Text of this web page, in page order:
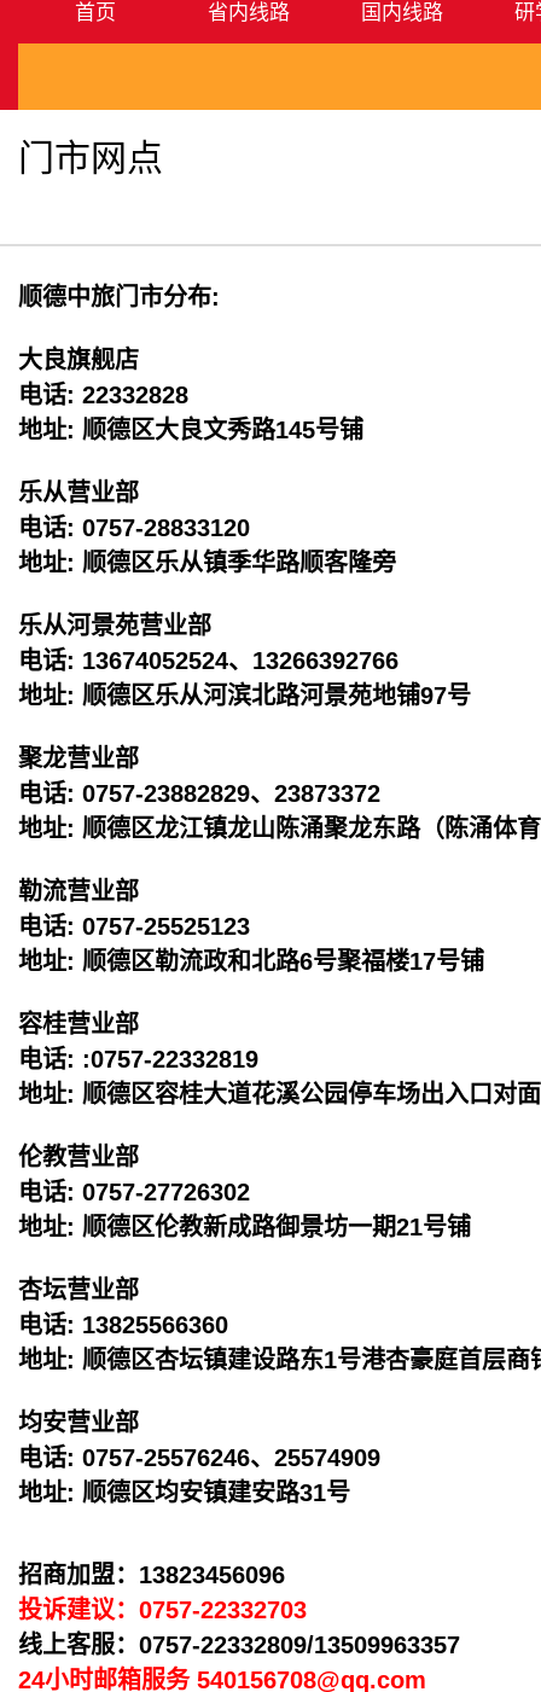
首页 省内线路 国内线路 研
门市网点
顺德中旅门市分布:
大良旗舰店
电话: 22332828
地址: 顺德区大良文秀路145号铺
乐从营业部
电话: 0757-28833120
地址: 顺德区乐从镇季华路顺客隆旁
乐从河景苑营业部
电话: 13674052524、13266392766
地址: 顺德区乐从河滨北路河景苑地铺97号
聚龙营业部
电话: 0757-23882829、23873372
地址: 顺德区龙江镇龙山陈涌聚龙东路（陈涌体
勒流营业部
电话: 0757-25525123
地址: 顺德区勒流政和北路6号聚福楼17号铺
容桂营业部
电话: :0757-22332819
地址: 顺德区容桂大道花溪公园停车场出入口对面
伦教营业部
电话: 0757-27726302
地址: 顺德区伦教新成路御景坊一期21号铺
杏坛营业部
电话: 13825566360
地址: 顺德区杏坛镇建设路东1号港杏豪庭首层
均安营业部
电话: 0757-25576246、25574909
地址: 顺德区均安镇建安路31号
招商加盟：13823456096
投诉建议： 0757-22332703
线上客服： 0757-22332809/13509963357
24小时邮箱服务 540156708@qq.com